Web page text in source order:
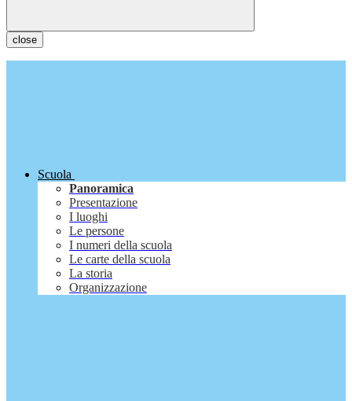
close
Scuola
Panoramica
Presentazione
I luoghi
Le persone
I numeri della scuola
Le carte della scuola
La storia
Organizzazione